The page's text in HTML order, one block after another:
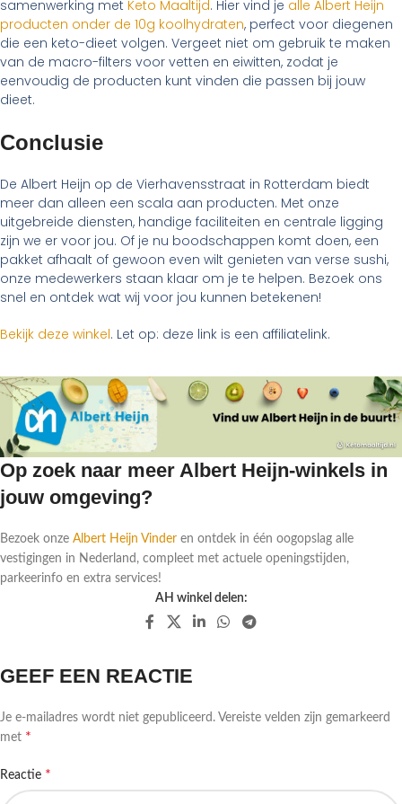
samenwerking met Keto Maaltijd. Hier vind je alle Albert Heijn
producten onder de 10g koolhydraten, perfect voor diegenen
die een keto-dieet volgen. Vergeet niet om gebruik te maken
van de macro-filters voor vetten en eiwitten, zodat je
eenvoudig de producten kunt vinden die passen bij jouw
dieet.
Conclusie
De Albert Heijn op de Vierhavensstraat in Rotterdam biedt
meer dan alleen een scala aan producten. Met onze
uitgebreide diensten, handige faciliteiten en centrale ligging
zijn we er voor jou. Of je nu boodschappen komt doen, een
pakket afhaalt of gewoon even wilt genieten van verse sushi,
onze medewerkers staan klaar om je te helpen. Bezoek ons
snel en ontdek wat wij voor jou kunnen betekenen!
Bekijk deze winkel. Let op: deze link is een affiliatelink.
Op zoek naar meer Albert Heijn-winkels in
jouw omgeving?
Bezoek onze Albert Heijn Vinder en ontdek in één oogopslag alle
vestigingen in Nederland, compleet met actuele openingstijden,
parkeerinfo en extra services!
AH winkel delen:
GEEF EEN REACTIE
Je e-mailadres wordt niet gepubliceerd. Vereiste velden zijn gemarkeerd
met *
Reactie *